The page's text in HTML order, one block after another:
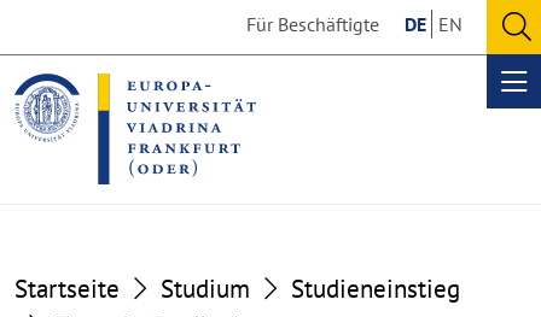
the
content
section
the
footer
section
Für Beschäftigte DE EN
Startseite Studium
Studieneinstieg